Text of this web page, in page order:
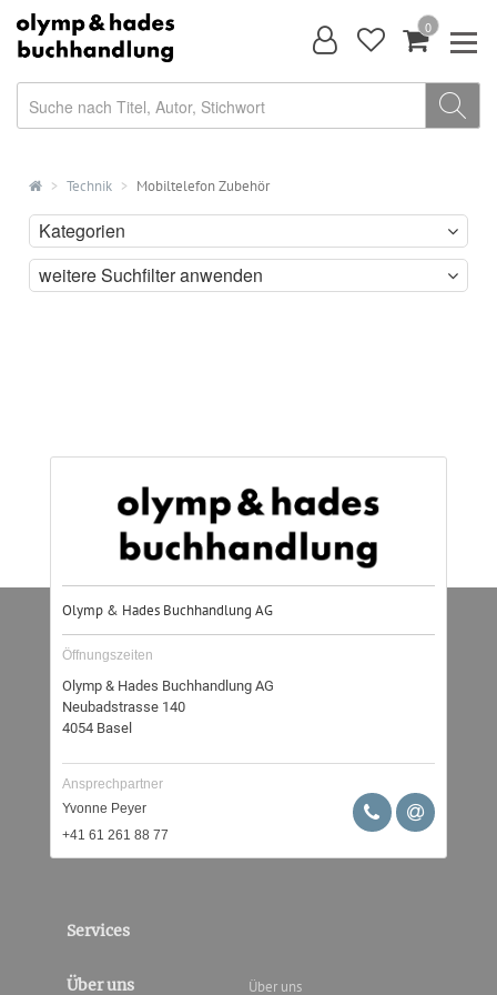
0
Technik Mobiltelefon Zubehör
Kategorien
weitere Suchfilter anwenden
Öffnungszeiten
Olymp & Hades Buchhandlung AG
Neubadstrasse 140
4054 Basel
Ansprechpartner
Yvonne Peyer
+41 61 261 88 77
Services
Über uns Über uns